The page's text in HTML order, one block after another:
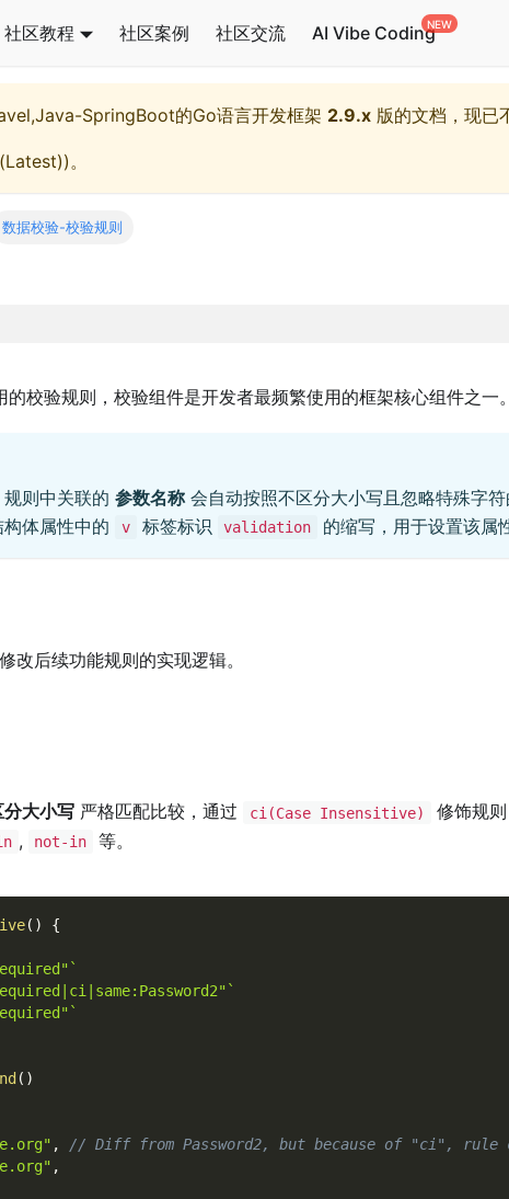
社区教程 社区案例 社区交流 AI Vibe Coding
SpringBoot的Go语言开发框架 2.9.x 版的文档，现已
)。
数据校验-校验规则
校验规则，校验组件是开发者最频繁使用的框架核心组件之一。
则中关联的 参数名称会自动按照不区分大小写且忽略特殊字
体属性中的
v 标签标识 validation 的缩写，用于设置该属
改后续功能规则的实现逻辑。
分大小写 严格匹配比较，通过 ci(Case Insensitive) 修饰规
, not-in
等。
( )
{
( )
,
// Diff from Password2, but because of "ci", rule
,